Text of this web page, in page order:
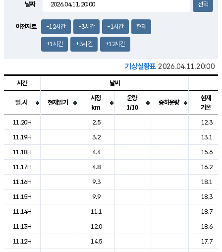
2.0m/s
날짜
이전자료 -12시간 -3시간 -1시간 현재
+1시간 +3시간 +12시간
기상실황표 2026.04.11.20:00
도시별 기상실황표로 지점, 날씨, 기온, 강수, 바람, 기압등을 안내한 표입
시간 날씨
일.시 현재일기
시정
km
운량
1/10
중하운량
현재
기온
11.20H
2.5
12.3
11.19H
3.2
13.1
11.18H
4.4
15.6
11.17H
4.8
16.2
11.16H
9.3
18.1
11.15H
9.9
18.3
11.14H
11.1
18.7
11.13H
12.0
18.6
11.12H
14.5
17.7